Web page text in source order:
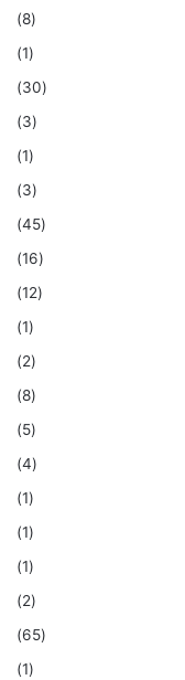
(8)
(1)
(30)
(3)
(1)
(3)
(45)
(16)
(12)
(1)
(2)
(8)
(5)
(4)
(1)
(1)
(1)
(2)
(65)
(1)